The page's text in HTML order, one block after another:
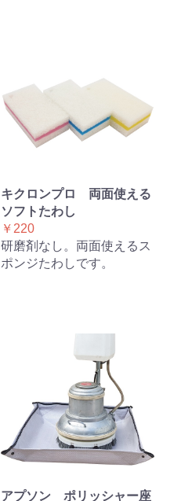
キクロンプロ 両面使える
ソフトたわし
￥220
研磨剤なし。両面使えるス
ポンジたわしです。
アプソン ポリッシャー座